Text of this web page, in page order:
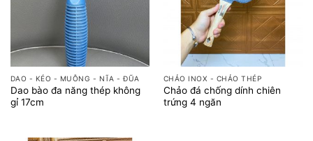
DAO - KÉO - MUỖNG - NĨA - ĐŨA
Dao bào đa năng thép không
gỉ 17cm
CHẢO INOX - CHẢO THÉP
Chảo đá chống dính chiên
trứng 4 ngăn